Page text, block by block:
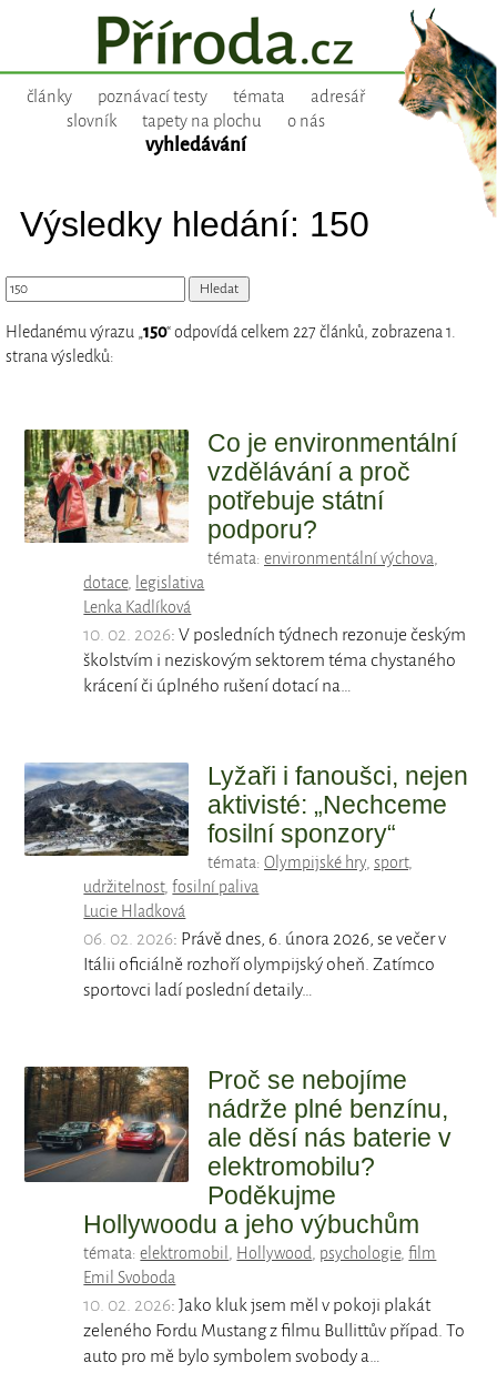
články poznávací testy témata
adresář
slovník
tapety na plochu o nás
vyhledávání
Výsledky hledání: 150
Hledanému výrazu „150“ odpovídá celkem 227 článků, zobrazena 1.
strana výsledků:
Co je environmentální
vzdělávání a proč
potřebuje státní
podporu?
témata: environmentální výchova,
dotace, legislativa
Lenka Kadlíková
10. 02. 2026: V posledních týdnech rezonuje českým
školstvím i neziskovým sektorem téma chystaného
krácení či úplného rušení dotací na…
Lyžaři i fanoušci, nejen
aktivisté: „Nechceme
fosilní sponzory“
témata: Olympijské hry, sport,
udržitelnost,fosilní paliva
Lucie Hladková
06. 02. 2026: Právě dnes, 6. února 2026, se večer v
Itálii oficiálně rozhoří olympijský oheň. Zatímco
sportovci ladí poslední detaily…
Proč se nebojíme
nádrže plné benzínu,
ale děsí nás baterie v
elektromobilu?
Poděkujme
Hollywoodu a jeho výbuchům
témata:elektromobil , Hollywood, psychologie,film
Emil Svoboda
10. 02. 2026: Jako kluk jsem měl v pokoji plakát
zeleného Fordu Mustang z filmu Bullittův případ. To
auto pro mě bylo symbolem svobody a…